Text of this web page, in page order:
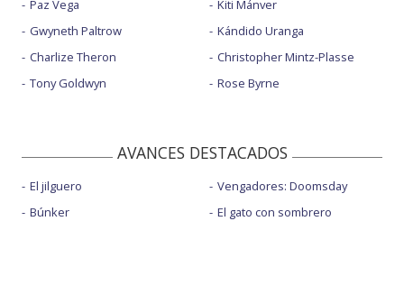
Paz Vega
Gwyneth Paltrow
Charlize Theron
Tony Goldwyn
Kiti Mánver
Kándido Uranga
Christopher Mintz-Plasse
Rose Byrne
AVANCES DESTACADOS
El jilguero
Búnker
Vengadores: Doomsday
El gato con sombrero